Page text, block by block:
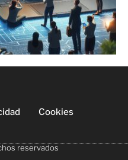
Cookies
reservados